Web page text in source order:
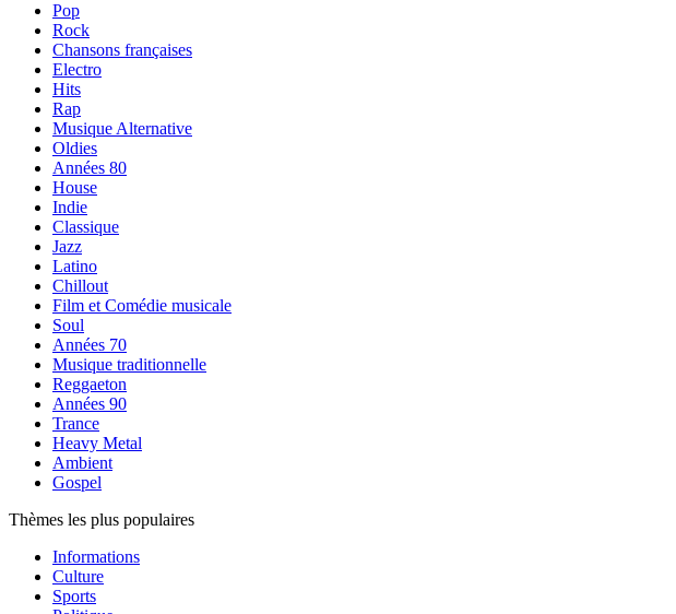
Pop
Rock
Chansons françaises
Electro
Hits
Rap
Musique Alternative
Oldies
Années 80
House
Indie
Classique
Jazz
Latino
Chillout
Film et Comédie musicale
Soul
Années 70
Musique traditionnelle
Reggaeton
Années 90
Trance
Heavy Metal
Ambient
Gospel
Thèmes les plus populaires
Informations
Culture
Sports